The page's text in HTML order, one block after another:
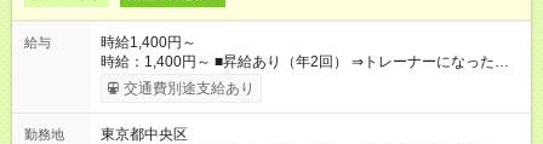
給与
時給1,400円～
時給：1,400円～ ■昇給あり（年2回） ⇒トレーナーになった
ら… 通常時給+300円！！ ■高校生同時給 ■研修時給なし ■食
事補助あり ⇒1食200円 ■友人紹介制度あり ⇒最大3万円支給(※
交通費別途支給あり
勤務地
東京都中央区